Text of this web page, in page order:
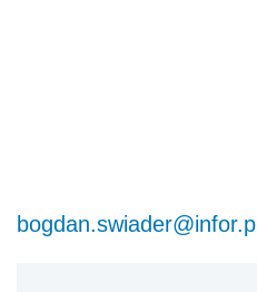
bogdan.swiader@infor.pl